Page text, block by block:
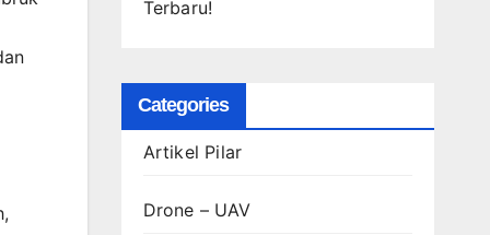
Terbaru!
Categories
Artikel Pilar
Drone – UAV